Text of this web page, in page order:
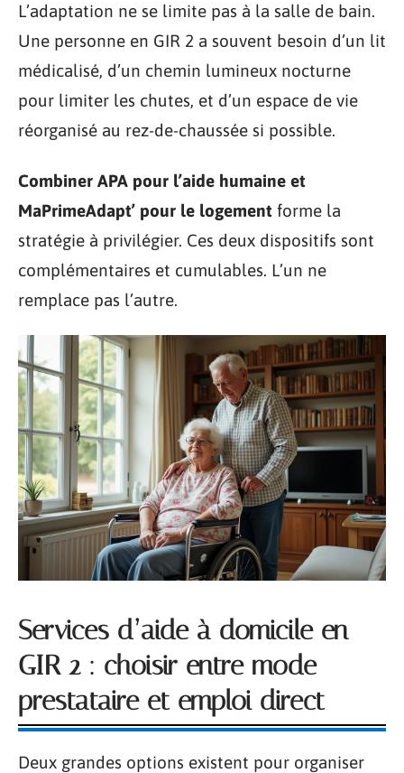
L’adaptation ne se limite pas à la salle de bain.
Une personne en GIR 2 a souvent besoin d’un lit
médicalisé, d’un chemin lumineux nocturne
pour limiter les chutes, et d’un espace de vie
réorganisé au rez-de-chaussée si possible.
Combiner APA pour l’aide humaine et
MaPrimeAdapt’ pour le logement forme la
stratégie à privilégier. Ces deux dispositifs sont
complémentaires et cumulables. L’un ne
remplace pas l’autre.
Services d’aide à domicile en
GIR 2 : choisir entre mode
prestataire et emploi direct
Deux grandes options existent pour organiser